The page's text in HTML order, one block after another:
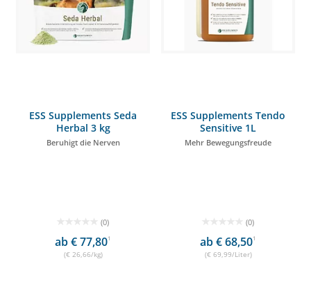
ESS Supplements Seda
Herbal 3 kg
Beruhigt die Nerven
(0)
ab € 77,801
(€ 26,66/kg)
ESS Supplements Tendo
Sensitive 1L
Mehr Bewegungsfreude
(0)
ab € 68,501
(€ 69,99/Liter)